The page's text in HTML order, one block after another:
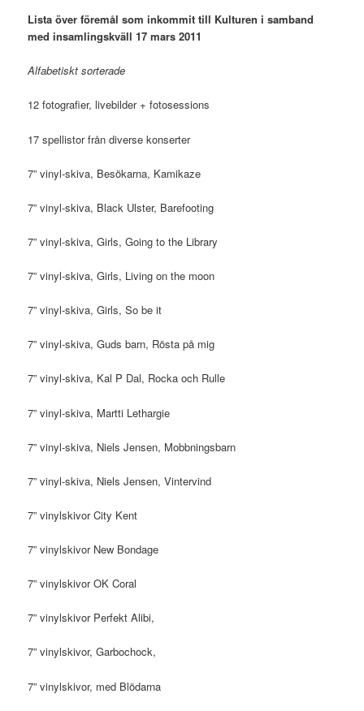
Lista över föremål som inkommit till Kulturen i samband
med insamlingskväll 17 mars 2011
Alfabetiskt sorterade
12 fotografier, livebilder + fotosessions
17 spellistor från diverse konserter
7” vinyl-skiva, Besökarna, Kamikaze
7” vinyl-skiva, Black Ulster, Barefooting
7” vinyl-skiva, Girls, Going to the Library
7” vinyl-skiva, Girls, Living on the moon
7” vinyl-skiva, Girls, So be it
7” vinyl-skiva, Guds barn, Rösta på mig
7” vinyl-skiva, Kal P Dal, Rocka och Rulle
7” vinyl-skiva, Martti Lethargie
7” vinyl-skiva, Niels Jensen, Mobbningsbarn
7” vinyl-skiva, Niels Jensen, Vintervind
7” vinylskivor City Kent
7” vinylskivor New Bondage
7” vinylskivor OK Coral
7” vinylskivor Perfekt Alibi,
7” vinylskivor, Garbochock,
7” vinylskivor, med Blödarna